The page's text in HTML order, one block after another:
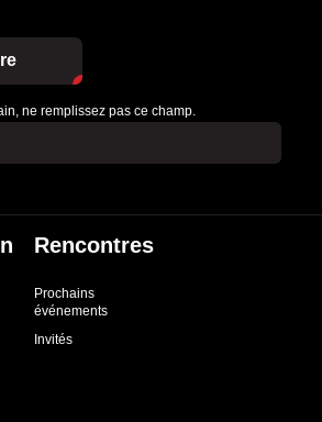
ne remplissez pas ce champ.
Rencontres
Prochains
événements
Invités